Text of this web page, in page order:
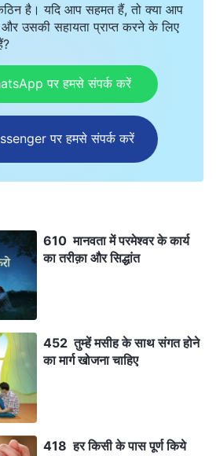
है। यदि आप सहमत हैं, तो क्या आप
उसकी सहायता प्राप्त करने के लिए
पर हमसे संपर्क करें
पर हमसे संपर्क करें
610 मानवता में परमेश्वर के कार्य
का तरीक़ा और सिद्धांत
452 तुम्हें मसीह के साथ संगत होने
का मार्ग खोजना चाहिए
418 हर किसी के पास पूर्ण किये